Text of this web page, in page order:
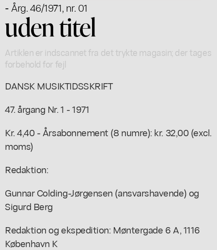
- Årg. 46/1971, nr. 01
uden titel
Artiklen er indscannet fra det trykte magasin; der tages
forbehold for fejl
DANSK MUSIKTIDSSKRIFT
47. årgang Nr. 1 - 1971
Kr. 4,40 - Årsabonnement (8 numre): kr. 32,00 (excl.
moms)
Redaktion:
Gunnar Colding-Jørgensen (ansvarshavende) og
Sigurd Berg
Redaktion og ekspedition: Møntergade 6 A, 1116
København K